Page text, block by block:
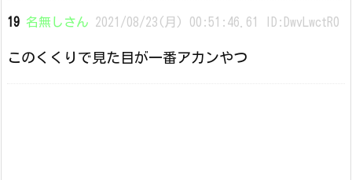
19 名無しさん 2021/08/23(月) 00:51:46.61 ID:DwvLwctR0
このくくりで見た目が一番アカンやつ